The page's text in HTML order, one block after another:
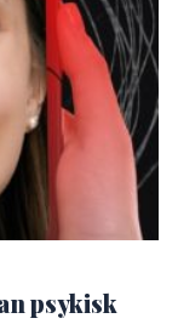
psykisk